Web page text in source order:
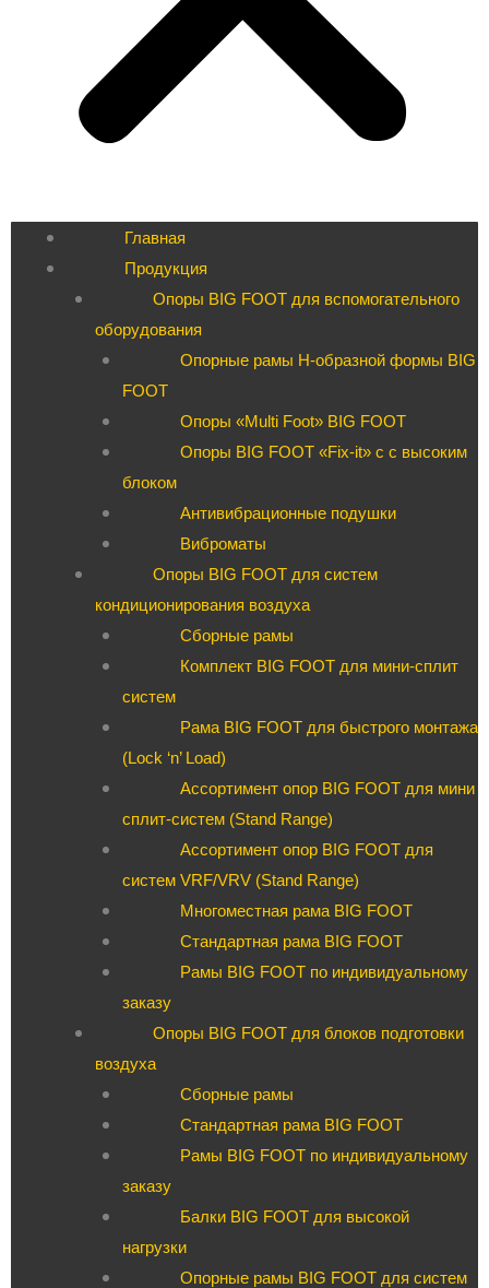
Главная
Продукция
Опоры BIG FOOT для вспомогательного
оборудования
Опорные рамы H-образной формы BIG
FOOT
Опоры «Multi Foot» BIG FOOT
Опоры BIG FOOT «Fix-it» c с высоким
блоком
Антивибрационные подушки
Виброматы
Опоры BIG FOOT для систем
кондиционирования воздуха
Сборные рамы
Комплект BIG FOOT для мини-сплит
систем
Рама BIG FOOT для быстрого монтажа
(Lock ‘n’ Load)
Ассортимент опор BIG FOOT для мини
сплит-систем (Stand Range)
Ассортимент опор BIG FOOT для
систем VRF/VRV (Stand Range)
Многоместная рама BIG FOOT
Стандартная рама BIG FOOT
Рамы BIG FOOT по индивидуальному
заказу
Опоры BIG FOOT для блоков подготовки
воздуха
Сборные рамы
Стандартная рама BIG FOOT
Рамы BIG FOOT по индивидуальному
заказу
Балки BIG FOOT для высокой
нагрузки
Опорные рамы BIG FOOT для систем